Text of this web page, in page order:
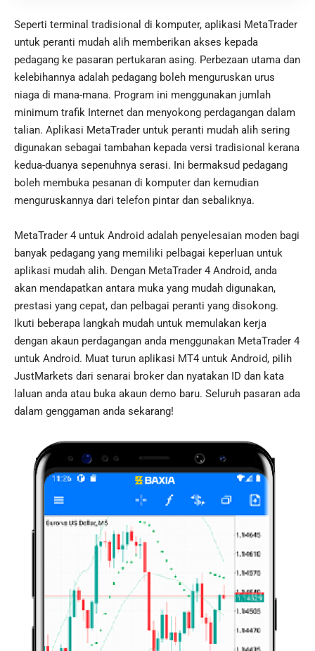
Seperti terminal tradisional di komputer, aplikasi MetaTrader
untuk peranti mudah alih memberikan akses kepada
pedagang ke pasaran pertukaran asing. Perbezaan utama dan
kelebihannya adalah pedagang boleh menguruskan urus
niaga di mana-mana. Program ini menggunakan jumlah
minimum trafik Internet dan menyokong perdagangan dalam
talian. Aplikasi MetaTrader untuk peranti mudah alih sering
digunakan sebagai tambahan kepada versi tradisional kerana
kedua-duanya sepenuhnya serasi. Ini bermaksud pedagang
boleh membuka pesanan di komputer dan kemudian
menguruskannya dari telefon pintar dan sebaliknya.
MetaTrader 4 untuk Android adalah penyelesaian moden bagi
banyak pedagang yang memiliki pelbagai keperluan untuk
aplikasi mudah alih. Dengan MetaTrader 4 Android, anda
akan mendapatkan antara muka yang mudah digunakan,
prestasi yang cepat, dan pelbagai peranti yang disokong.
Ikuti beberapa langkah mudah untuk memulakan kerja
dengan akaun perdagangan anda menggunakan MetaTrader 4
untuk Android. Muat turun aplikasi MT4 untuk Android, pilih
JustMarkets dari senarai broker dan nyatakan ID dan kata
laluan anda atau buka akaun demo baru. Seluruh pasaran ada
dalam genggaman anda sekarang!